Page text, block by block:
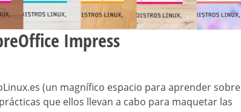
Impress
(un magnífico espacio para aprender sobre
que ellos llevan a cabo para maquetar las